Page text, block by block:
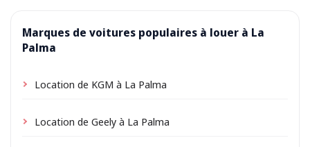
Marques de voitures populaires à louer à La
Palma
Location de KGM à La Palma
Location de Geely à La Palma